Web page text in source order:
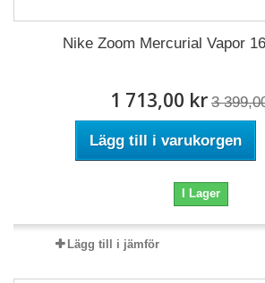
Nike Zoom Mercurial Vapor
1 713,00 kr 3
Lägg till i varukorgen
I Lager
Lägg till i jämför